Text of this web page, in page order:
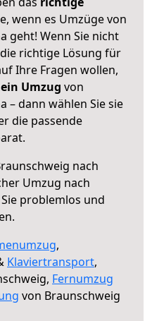
wenn es Umzüge von
geht! Wenn Sie nicht
richtige Lösung für
Ihre Fragen wollen,
Umzug von
– dann wählen Sie sie
die passende
nach
Umzug nach
problemlos und
,
Klaviertransport,
Fernumzug
von Braunschweig